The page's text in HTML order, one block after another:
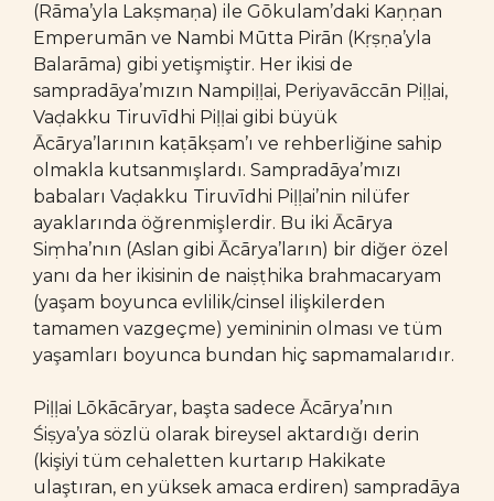
(Rāma’yla Lakṣmaṇa) ile Gōkulam’daki Kaṇṇan
Emperumān ve Nambi Mūtta Pirān (Kṛṣṇa’yla
Balarāma) gibi yetişmiştir. Her ikisi de
sampradāya’mızın Nampiḷḷai, Periyavāccān Piḷḷai,
Vaḍakku Tiruvīdhi Piḷḷai gibi büyük
Ācārya’larının kaṭākṣam’ı ve rehberliğine sahip
olmakla kutsanmışlardı. Sampradāya’mızı
babaları Vaḍakku Tiruvīdhi Piḷḷai’nin nilüfer
ayaklarında öğrenmişlerdir. Bu iki Ācārya
Siṃha’nın (Aslan gibi Ācārya’ların) bir diğer özel
yanı da her ikisinin de naiṣṭhika brahmacaryam
(yaşam boyunca evlilik/cinsel ilişkilerden
tamamen vazgeçme) yemininin olması ve tüm
yaşamları boyunca bundan hiç sapmamalarıdır.
Piḷḷai Lōkācāryar, başta sadece Ācārya’nın
Śiṣya’ya sözlü olarak bireysel aktardığı derin
(kişiyi tüm cehaletten kurtarıp Hakikate
ulaştıran, en yüksek amaca erdiren) sampradāya